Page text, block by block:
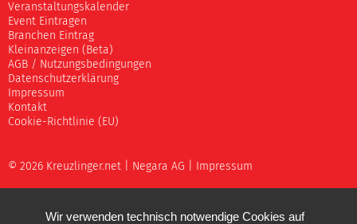
Veranstaltungskalender
Event Eintragen
Branchen Eintrag
Kleinanzeigen (Beta)
AGB / Nutzungsbedingungen
Datenschutzerklärung
Impressum
Kontakt
Cookie-Richtlinie (EU)
© 2026 Kreuzlinger.net | Negara AG Impressum
Wir verwenden technisch notwendige Cookies auf